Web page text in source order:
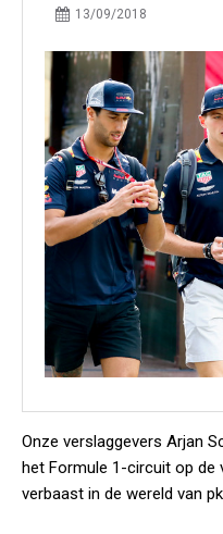
13/09/2018
Onze verslaggevers Arjan
het Formule 1-circuit op de
verbaast in de wereld van